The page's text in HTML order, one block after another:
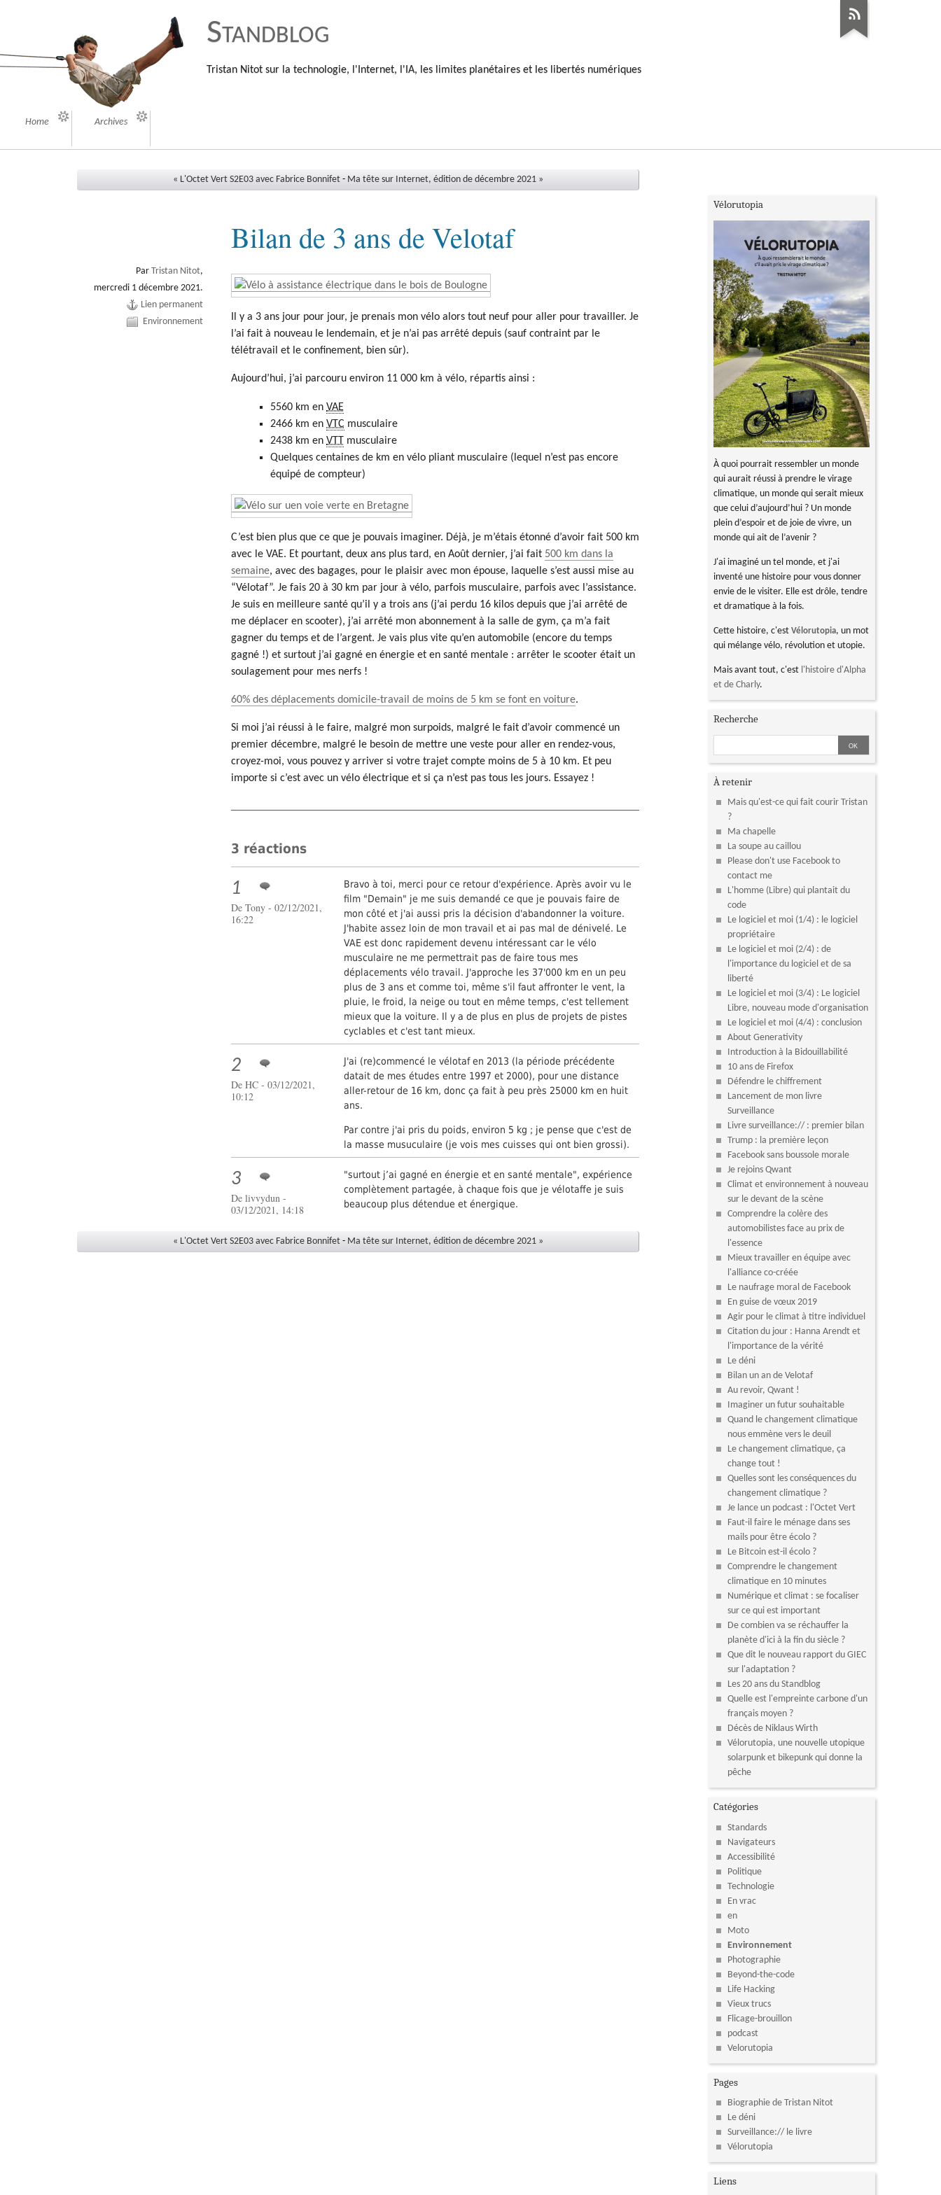
Standblog
Tristan Nitot sur la technologie, l'Internet, l'IA, les limites planétaires et les libertés numériques
Home Archives
« L'Octet Vert S2E03 avec Fabrice Bonnifet - Ma tête sur Internet, édition de décembre 2021 »
Bilan de 3 ans de Velotaf
ParTristan Nitot,
mercredi 1 décembre 2021.
Lien permanent
Environnement
Il y a 3 ans jour pour jour, je prenais mon vélo alors tout neuf pour aller pour travailler. Je
l’ai fait à nouveau le lendemain, et je n’ai pas arrêté depuis (sauf contraint par le
télétravail et le confinement, bien sûr).
Aujourd’hui, j’ai parcouru environ 11 000 km à vélo, répartis ainsi :
5560 km enVAE
2466 km enVTC musculaire
2438 km enVTT musculaire
Quelques centaines de km en vélo pliant musculaire (lequel n’est pas encore
équipé de compteur)
C’est bien plus que ce que je pouvais imaginer. Déjà, je m’étais étonné d’avoir fait 500 km
avec le VAE. Et pourtant, deux ans plus tard, en Août dernier, j’ai fait 500 km dans la
semaine, avec des bagages, pour le plaisir avec mon épouse, laquelle s’est aussi mise au
“Vélotaf”. Je fais 20 à 30 km par jour à vélo, parfois musculaire, parfois avec l’assistance.
Je suis en meilleure santé qu’il y a trois ans (j’ai perdu 16 kilos depuis que j’ai arrêté de
me déplacer en scooter), j’ai arrêté mon abonnement à la salle de gym, ça m’a fait
gagner du temps et de l’argent. Je vais plus vite qu’en automobile (encore du temps
gagné !) et surtout j’ai gagné en énergie et en santé mentale : arrêter le scooter était un
soulagement pour mes nerfs !
60% des déplacements domicile-travail de moins de 5 km se font en voiture.
Si moi j’ai réussi à le faire, malgré mon surpoids, malgré le fait d’avoir commencé un
premier décembre, malgré le besoin de mettre une veste pour aller en rendez-vous,
croyez-moi, vous pouvez y arriver si votre trajet compte moins de 5 à 10 km. Et peu
importe si c’est avec un vélo électrique et si ça n’est pas tous les jours. Essayez !
3 réactions
1
De Tony - 02/12/2021,
16:22
Bravo à toi, merci pour ce retour d'expérience. Après avoir vu le
film "Demain" je me suis demandé ce que je pouvais faire de
mon côté et j'ai aussi pris la décision d'abandonner la voiture.
J'habite assez loin de mon travail et ai pas mal de dénivelé. Le
VAE est donc rapidement devenu intéressant car le vélo
musculaire ne me permettrait pas de faire tous mes
déplacements vélo travail. J'approche les 37'000 km en un peu
plus de 3 ans et comme toi, même s'il faut affronter le vent, la
pluie, le froid, la neige ou tout en même temps, c'est tellement
mieux que la voiture. Il y a de plus en plus de projets de pistes
cyclables et c'est tant mieux.
2
DeHC - 03/12/2021,
10:12
J'ai (re)commencé le vélotaf en 2013 (la période précédente
datait de mes études entre 1997 et 2000), pour une distance
aller-retour de 16 km, donc ça fait à peu près 25000 km en huit
ans.
Par contre j'ai pris du poids, environ 5 kg ; je pense que c'est de
la masse musuculaire (je vois mes cuisses qui ont bien grossi).
3
De livvydun -
03/12/2021, 14:18
"surtout j’ai gagné en énergie et en santé mentale", expérience
complètement partagée, à chaque fois que je vélotaffe je suis
beaucoup plus détendue et énergique.
« L'Octet Vert S2E03 avec Fabrice Bonnifet - Ma tête sur Internet, édition de décembre 2021 »
Vélorutopia
À quoi pourrait ressembler un monde
qui aurait réussi à prendre le virage
climatique, un monde qui serait mieux
que celui d’aujourd’hui ? Un monde
plein d’espoir et de joie de vivre, un
monde qui ait de l’avenir ?
J'ai imaginé un tel monde, et j'ai
inventé une histoire pour vous donner
envie de le visiter. Elle est drôle, tendre
et dramatique à la fois.
Cette histoire, c'estVélorutopia, un mot
qui mélange vélo, révolution et utopie.
Mais avant tout, c'est l'histoire d'Alpha
et de Charly.
Recherche
À retenir
Mais qu'est-ce qui fait courir Tristan
?
Ma chapelle
La soupe au caillou
Please don't use Facebook to
contact me
L'homme (Libre) qui plantait du
code
Le logiciel et moi (1/4) : le logiciel
propriétaire
Le logiciel et moi (2/4) : de
l'importance du logiciel et de sa
liberté
Le logiciel et moi (3/4) : Le logiciel
Libre, nouveau mode d'organisation
Le logiciel et moi (4/4) : conclusion
About Generativity
Introduction à la Bidouillabilité
10 ans de Firefox
Défendre le chiffrement
Lancement de mon livre
Surveillance
Livre surveillance:// : premier bilan
Trump : la première leçon
Facebook sans boussole morale
Je rejoins Qwant
Climat et environnement à nouveau
sur le devant de la scène
Comprendre la colère des
automobilistes face au prix de
l'essence
Mieux travailler en équipe avec
l'alliance co-créée
Le naufrage moral de Facebook
En guise de vœux 2019
Agir pour le climat à titre individuel
Citation du jour : Hanna Arendt et
l'importance de la vérité
Le déni
Bilan un an de Velotaf
Au revoir, Qwant !
Imaginer un futur souhaitable
Quand le changement climatique
nous emmène vers le deuil
Le changement climatique, ça
change tout !
Quelles sont les conséquences du
changement climatique ?
Je lance un podcast : l'Octet Vert
Faut-il faire le ménage dans ses
mails pour être écolo ?
Le Bitcoin est-il écolo ?
Comprendre le changement
climatique en 10 minutes
Numérique et climat : se focaliser
sur ce qui est important
De combien va se réchauffer la
planète d'ici à la fin du siècle ?
Que dit le nouveau rapport du GIEC
sur l'adaptation ?
Les 20 ans du Standblog
Quelle est l'empreinte carbone d'un
français moyen ?
Décès de Niklaus Wirth
Vélorutopia, une nouvelle utopique
solarpunk et bikepunk qui donne la
pêche
Catégories
Standards
Navigateurs
Accessibilité
Politique
Technologie
En vrac
en
Moto
Environnement
Photographie
Beyond-the-code
Life Hacking
Vieux trucs
Flicage-brouillon
podcast
Velorutopia
Pages
Biographie de Tristan Nitot
Le déni
Surveillance:// le livre
Vélorutopia
Liens